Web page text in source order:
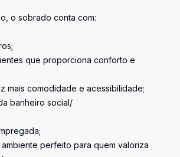
o sobrado conta com:
que proporciona conforto e
mais comodidade e acessibilidade;
banheiro social/
ambiente perfeito para quem valoriza